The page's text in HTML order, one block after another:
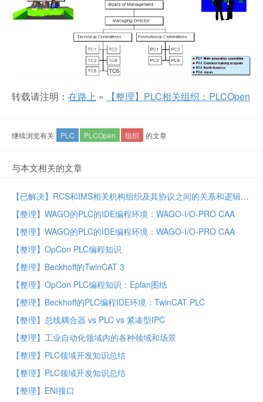
转载请注明： 在路上 » 【整理】PLC相关组织：PLCOpen
继续浏览有关 PLC PLCOpen 组织 的文章
与本文相关的文章
【已解决】RCS和IMS相关机构组织及其协议之间的关系和逻辑
【整理】WAGO的PLC的IDE编程环境：WAGO-I/O-PRO CAA
【整理】WAGO的PLC的IDE编程环境：WAGO-I/O-PRO CAA
【整理】OpCon PLC编程知识
【整理】Beckhoff的TwinCAT 3
【整理】OpCon PLC编程知识：Eplan图纸
【整理】Beckhoff的PLC编程IDE环境：TwinCAT PLC
【整理】总线耦合器 vs PLC vs 紧凑型IPC
【整理】工业自动化领域内的各种领域和场景
【整理】PLC领域开发知识总结
【整理】PLC领域开发知识总结
【整理】ENI接口